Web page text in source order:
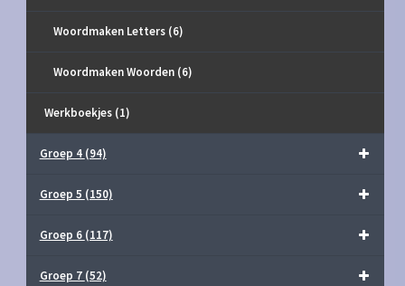
Woordmaken Letters (6)
Woordmaken Woorden (6)
Werkboekjes (1)
Groep 4 (94)
Groep 5 (150)
Groep 6 (117)
Groep 7 (52)